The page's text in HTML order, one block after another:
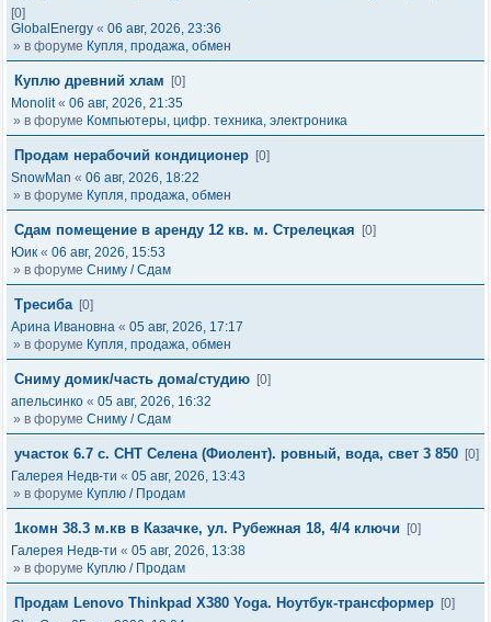
[0]
GlobalEnergy « 06 авг, 2026, 23:36
» в форуме Купля, продажа, обмен
Куплю древний хлам
[0]
Monolit« 06 авг, 2026, 21:35
» в форуме Компьютеры, цифр. техника, электроника
Продам нерабочий кондиционер [0]
SnowMan « 06 авг, 2026, 18:22
» в форуме Купля, продажа, обмен
Сдам помещение в аренду 12 кв. м. Стрелецкая
[0]
Юик « 06 авг, 2026, 15:53
» в форуме Сниму / Сдам
Тресиба [0]
Арина Ивановна « 05 авг, 2026, 17:17
» в форуме Купля, продажа, обмен
Сниму домик/часть дома/студию [0]
апельсинко « 05 авг, 2026, 16:32
» в форуме Сниму / Сдам
участок 6.7 с. СНТ Селена (Фиолент). ровный, вода, свет 3 850 [0]
Галерея Недв-ти « 05 авг, 2026, 13:43
» в форуме Куплю / Продам
1комн 38.3 м.кв в Казачке, ул. Рубежная 18, 4/4 ключи
[0]
Галерея Недв-ти « 05 авг, 2026, 13:38
» в форуме Куплю / Продам
Продам Lenovo Thinkpad X380 Yoga. Ноутбук-трансформер [0]